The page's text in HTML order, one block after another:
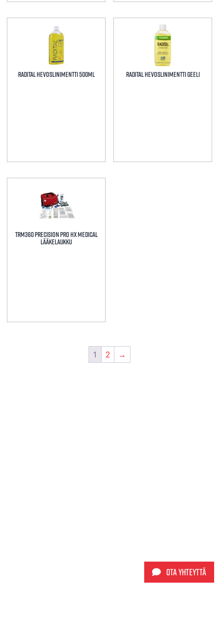
Radital Hevoslinimentti 500ml Radital Hevoslinimentti Geeli
TRM360 Precision Pro HX Medical
Lääkelaukku
1 2 →
Ota yhteyttä